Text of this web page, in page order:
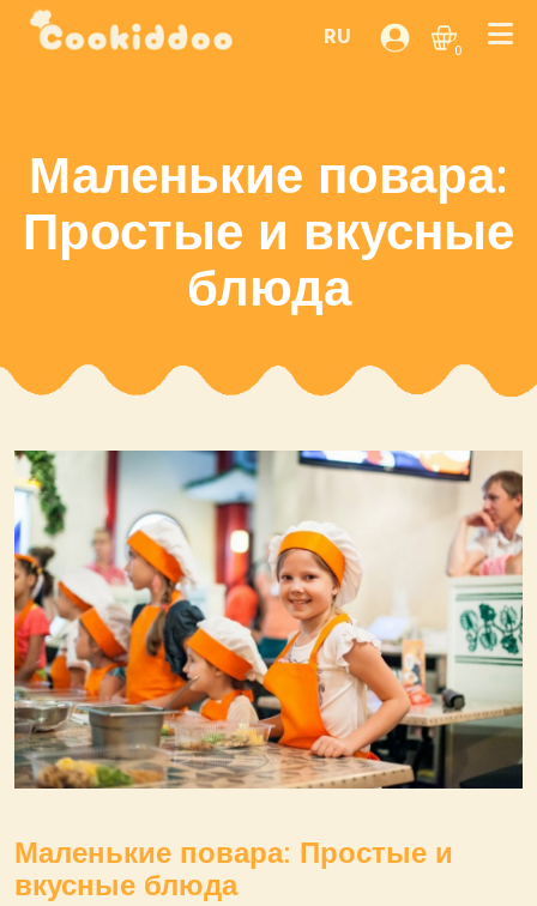
RU 0
Маленькие повара:
Простые и вкусные
блюда
Маленькие повара: Простые и
вкусные блюда